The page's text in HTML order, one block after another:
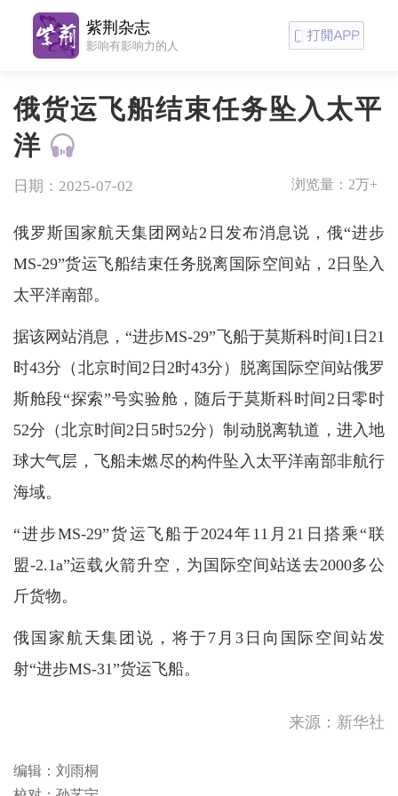
俄货运飞船结束任务坠入太平
洋
日期：2025-07-02 浏览量： 2万+
俄罗斯国家航天集团网站2日发布消息说，俄“进步
MS-29”货运飞船结束任务脱离国际空间站，2日坠入
太平洋南部。
据该网站消息，“进步MS-29”飞船于莫斯科时间1日21
时43分（北京时间2日2时43分）脱离国际空间站俄罗
斯舱段“探索”号实验舱，随后于莫斯科时间2日零时
52分（北京时间2日5时52分）制动脱离轨道，进入地
球大气层，飞船未燃尽的构件坠入太平洋南部非航行
海域。
“进步MS-29”货运飞船于2024年11月21日搭乘“联
盟-2.1a”运载火箭升空，为国际空间站送去2000多公
斤货物。
俄国家航天集团说，将于7月3日向国际空间站发
射“进步MS-31”货运飞船。
来源：新华社
编辑：刘雨桐
酷热天气警告现正生效。
地区气温...
8月10日｜早茶叹热点
紫荆杂志
影响有影响力的人